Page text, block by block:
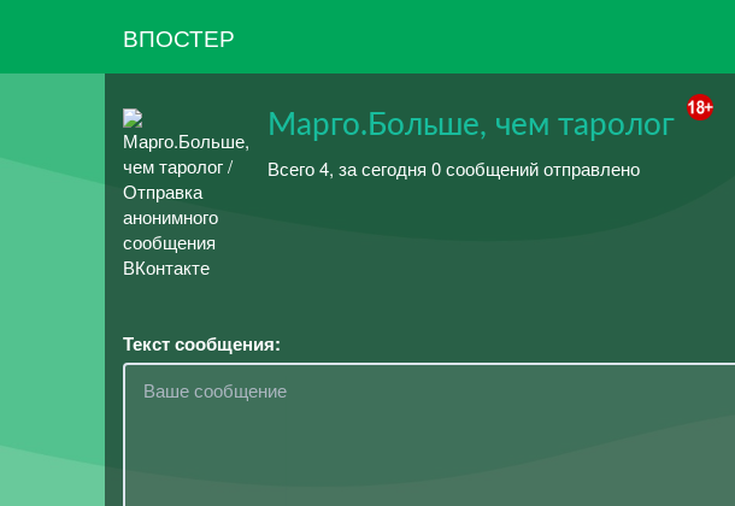
ВПОСТЕР
Марго.Больше, чем таролог
Всего 4, за сегодня 0 сообщений отправлено
Текст сообщения: